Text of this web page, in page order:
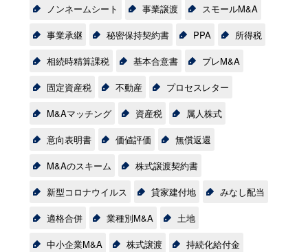
ノンネームシート
事業譲渡
スモールM&A
事業承継
秘密保持契約書 PPA
所得税
相続時精算課税
基本合意書
プレM&A
固定資産税
不動産
プロセスレター
M&Aマッチング
資産税
属人株式
意向表明書
価値評価
無償返還
M&Aのスキーム
株式譲渡契約書
新型コロナウイルス
貸家建付地
みなし配当
適格合併
業種別M&A
土地
中小企業M&A
株式譲渡
持続化給付金